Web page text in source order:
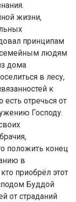
жизни,
принципам
семейным людям
дома
в лесу,
к
есть отречься от
Господу.
положить конец
в
приобрёл этот
Буддой
от страданий